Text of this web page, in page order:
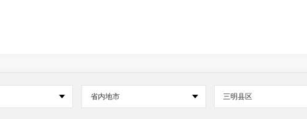
省内地市 三明县区